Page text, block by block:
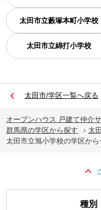
太田市立藪塚本町小学校
太田市立綿打小学校
太田市/学区一覧へ戻る
オープンハウス 戸建て仲介
群馬県の学区から探す
太
太田市立旭小学校の学区か
種別